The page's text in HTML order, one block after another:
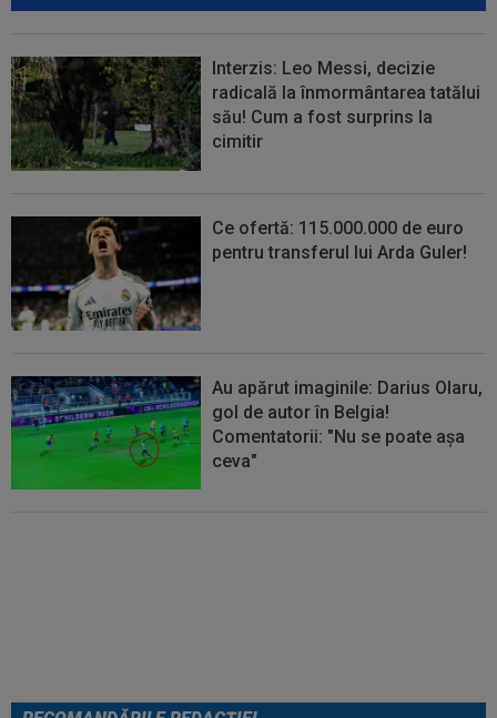
Interzis: Leo Messi, decizie
radicală la înmormântarea tatălui
său! Cum a fost surprins la
cimitir
Ce ofertă: 115.000.000 de euro
pentru transferul lui Arda Guler!
Au apărut imaginile: Darius Olaru,
gol de autor în Belgia!
Comentatorii: "Nu se poate așa
ceva"